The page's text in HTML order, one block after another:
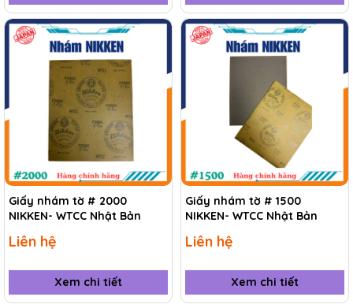
Giấy nhám tờ # 2000
NIKKEN- WTCC Nhật Bản
Liên hệ
Xem chi tiết
Giấy nhám tờ # 1500
NIKKEN- WTCC Nhật Bản
Liên hệ
Xem chi tiết